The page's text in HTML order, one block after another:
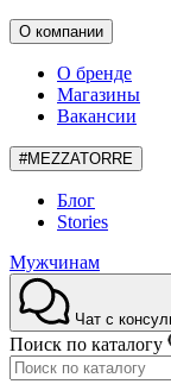
О компании
О бренде
Магазины
Вакансии
#MEZZATORRE
Блог
Stories
Мужчинам
Чат с
Поиск по каталогу